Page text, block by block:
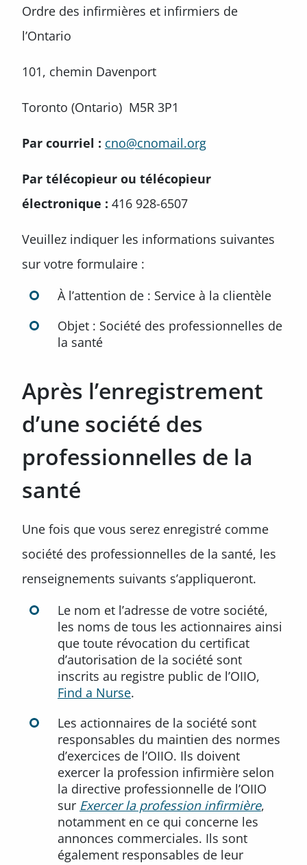
Ordre des infirmières et infirmiers de
l’Ontario
101, chemin Davenport
Toronto (Ontario) M5R 3P1
Par courriel : cno@cnomail.org
Par télécopieur ou télécopieur
électronique : 416 928-6507
Veuillez indiquer les informations suivantes
sur votre formulaire :
À l’attention de : Service à la clientèle
Objet : Société des professionnelles de
la santé
Après l’enregistrement
d’une société des
professionnelles de la
santé
Une fois que vous serez enregistré comme
société des professionnelles de la santé, les
renseignements suivants s’appliqueront.
Le nom et l’adresse de votre société,
les noms de tous les actionnaires ainsi
que toute révocation du certificat
d’autorisation de la société sont
inscrits au registre public de l’OIIO,
Find a Nurse.
Les actionnaires de la société sont
responsables du maintien des normes
d’exercices de l’OIIO. Ils doivent
exercer la profession infirmière selon
la directive professionnelle de l’OIIO
sur Exercer la profession infirmière,
notamment en ce qui concerne les
annonces commerciales. Ils sont
également responsables de leur